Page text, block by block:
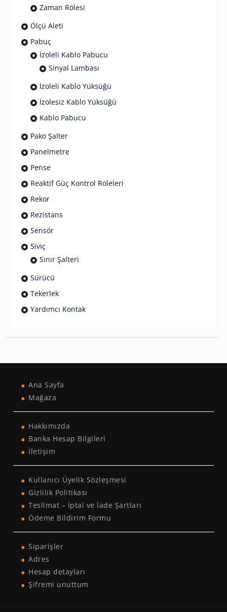
Zaman Rölesi
Ölçü Aleti
Pabuç
İzoleli Kablo Pabucu
Sinyal Lambası
İzoleli Kablo Yüksüğü
İzolesiz Kablo Yüksüğü
Kablo Pabucu
Pako Şalter
Panelmetre
Pense
Reaktif Güç Kontrol Roleleri
Rekor
Rezistans
Sensör
Siviç
Sınır Şalteri
Sürücü
Tekerlek
Yardımcı Kontak
Ana Sayfa
Mağaza
Hakkımızda
Banka Hesap Bilgileri
İletişim
Kullanıcı Üyelik Sözleşmesi
Gizlilik Politikası
Teslimat – İptal ve İade Şartları
Ödeme Bildirim Formu
Siparişler
Adres
Hesap detayları
Şifremi unuttum